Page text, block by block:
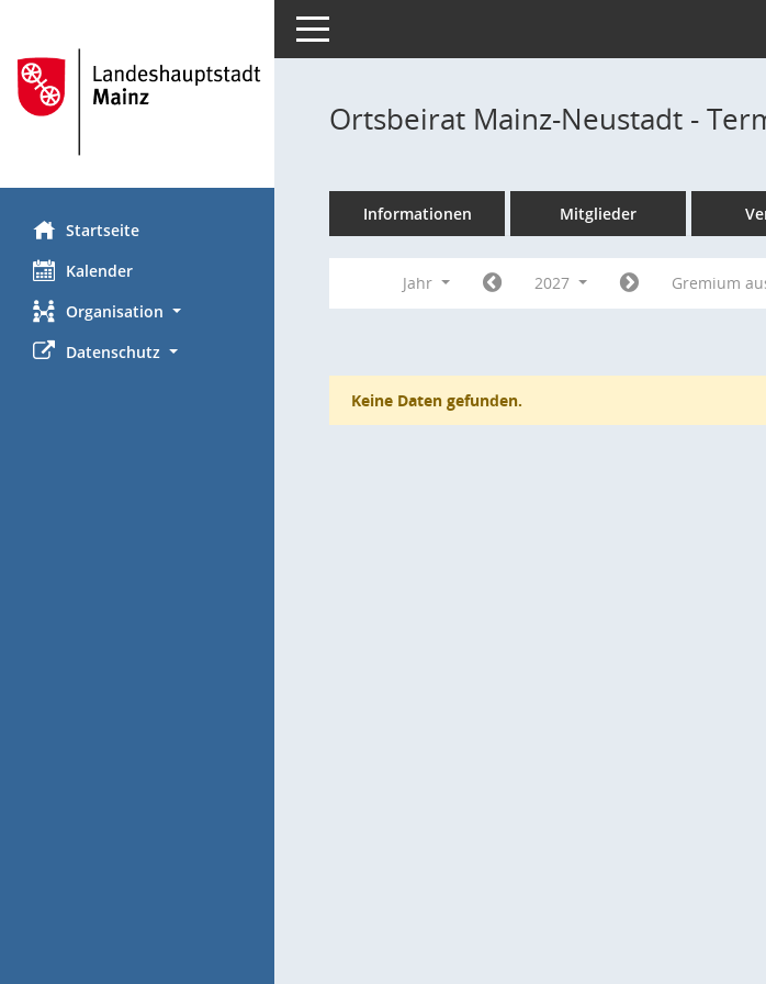
Startseite
Kalender
Organisation
Datenschutz
Toggle navigation
Ortsbeirat Mainz-Neustadt -
Informationen Mitglieder
Jahr 2027 Gremium
Keine Daten gefunden.